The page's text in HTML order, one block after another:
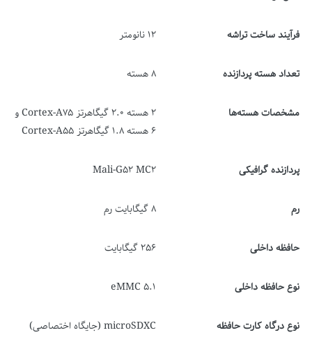
فرآیند ساخت تراشه 12 نانومتر
تعداد هسته پردازنده 8 هسته
مشخصات هسته‌ها
2 هسته 2.0 گیگاهرتز Cortex-A75 و
6 هسته 1.8 گیگاهرتز Cortex-A55
پردازنده گرافیکی Mali-G52 MC2
رم 8 گیگابایت رم
حافظه داخلی 256 گیگابایت
نوع حافظه داخلی eMMC 5.1
نوع درگاه کارت حافظه microSDXC (جایگاه اختصاصی)